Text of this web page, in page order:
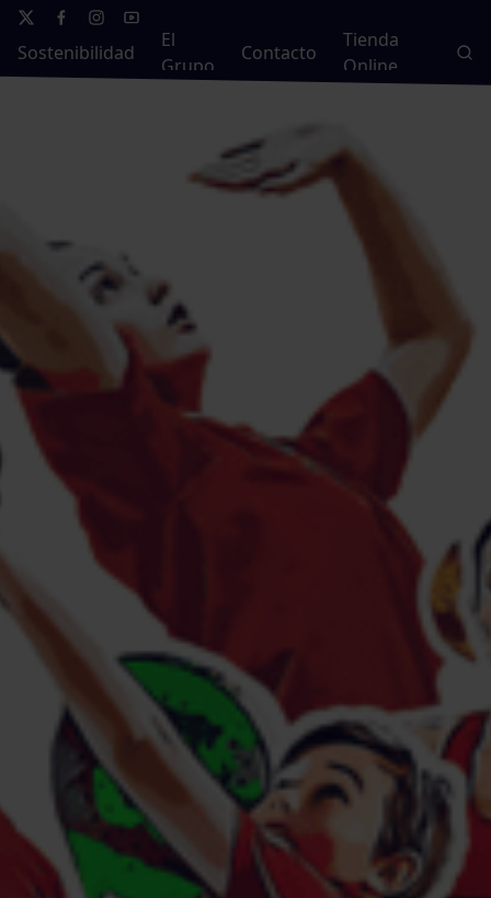
Sostenibilidad
El
Grupo
Contacto
Tienda
Online